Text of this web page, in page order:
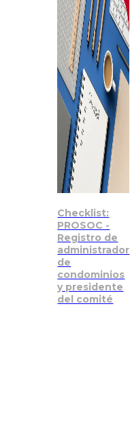
Checklist:
PROSOC -
Registro de
administrador
de
condominios
y presidente
del comité